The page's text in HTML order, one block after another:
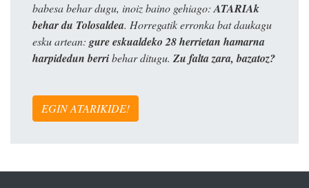
babesa behar dugu, inoiz baino gehiago:ATARIAk
behar du Tolosaldea. Horregatik erronka bat daukagu
esku artean: gure eskualdeko 28 herrietan hamarna
harpidedun berribehar ditugu. Zu falta zara, bazatoz?
EGIN ATARIKIDE!